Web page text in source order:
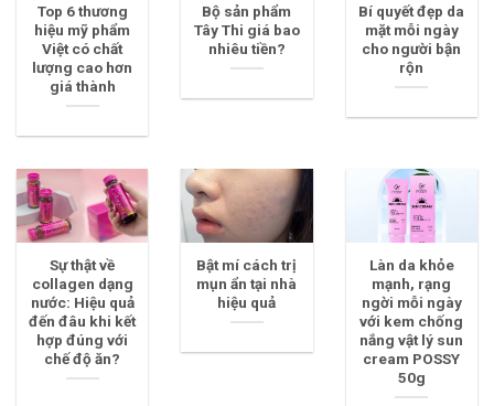
Top 6 thương
hiệu mỹ phẩm
Việt có chất
lượng cao hơn
giá thành
Bộ sản phẩm
Tây Thi giá bao
nhiêu tiền?
Bí quyết đẹp da
mặt mỗi ngày
cho người bận
rộn
Sự thật về
collagen dạng
nước: Hiệu quả
đến đâu khi kết
hợp đúng với
chế độ ăn?
Bật mí cách trị
mụn ẩn tại nhà
hiệu quả
Làn da khỏe
mạnh, rạng
ngời mỗi ngày
với kem chống
nắng vật lý sun
cream POSSY
50g